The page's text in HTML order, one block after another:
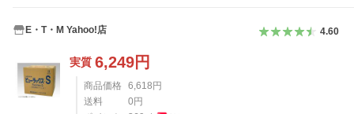
E・T・M Yahoo!店 4.60
実質 6,249円
商品価格 6,618 円
送料
0 円